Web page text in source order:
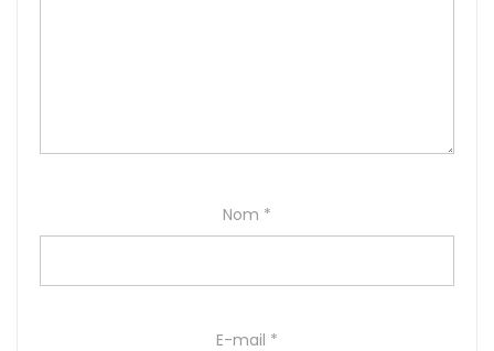
Nom *
E-mail *